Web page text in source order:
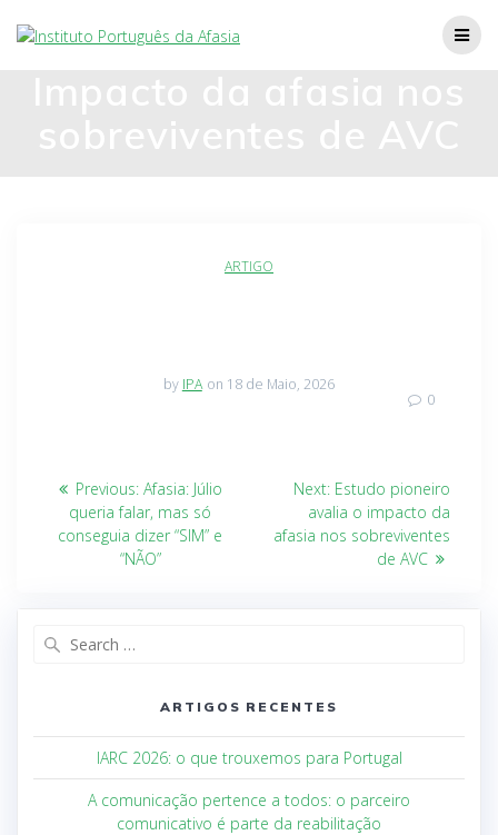
ARTIGO
by IPA on 18 de Maio, 2026
0
Previous: Afasia: Júlio
queria falar, mas só
conseguia dizer “SIM” e
“NÃO”
Next: Estudo pioneiro
avalia o impacto da
afasia nos sobreviventes
de AVC
ARTIGOS RECENTES
IARC 2026: o que trouxemos para Portugal
A comunicação pertence a todos: o parceiro
comunicativo é parte da reabilitação